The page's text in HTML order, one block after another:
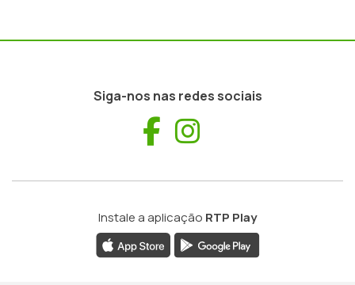
Siga-nos nas redes sociais
Facebook
Instale a aplicação RTP Play